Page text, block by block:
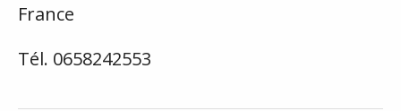
France
Tél. 0658242553